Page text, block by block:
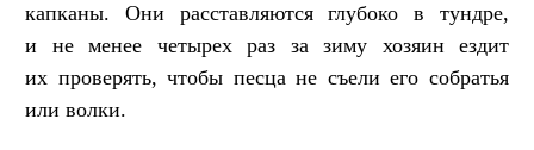
капканы. Они расставляются глубоко в тундре,
и не менее четырех раз за зиму хозяин ездит
их проверять, чтобы песца не съели его собратья
или волки.